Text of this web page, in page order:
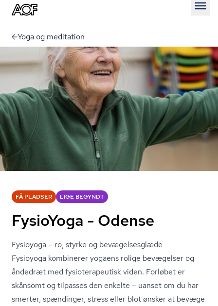
Yoga og meditation
FÅ PLADSER LIGE BEGYNDT
FysioYoga - Odense
Fysioyoga – ro, styrke og be­væ­gel­ses­glæ­de
Fysioyoga kombinerer yogaens rolige bevægelser og
åndedræt med fy­si­o­te­ra­pe­u­tisk viden. Forløbet er
skånsomt og tilpasses den enkelte – uanset om du har
smerter, spændinger, stress eller blot ønsker at bevæge